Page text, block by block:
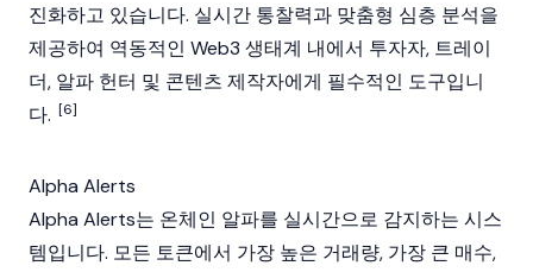
진화하고 있습니다. 실시간 통찰력과 맞춤형 심층 분석을
제공하여 역동적인 Web3 생태계 내에서 투자자, 트레이
더, 알파 헌터 및 콘텐츠 제작자에게 필수적인 도구입니
다. [6]
Alpha Alerts
Alpha Alerts는 온체인 알파를 실시간으로 감지하는 시스
템입니다. 모든 토큰에서 가장 높은 거래량, 가장 큰 매수,